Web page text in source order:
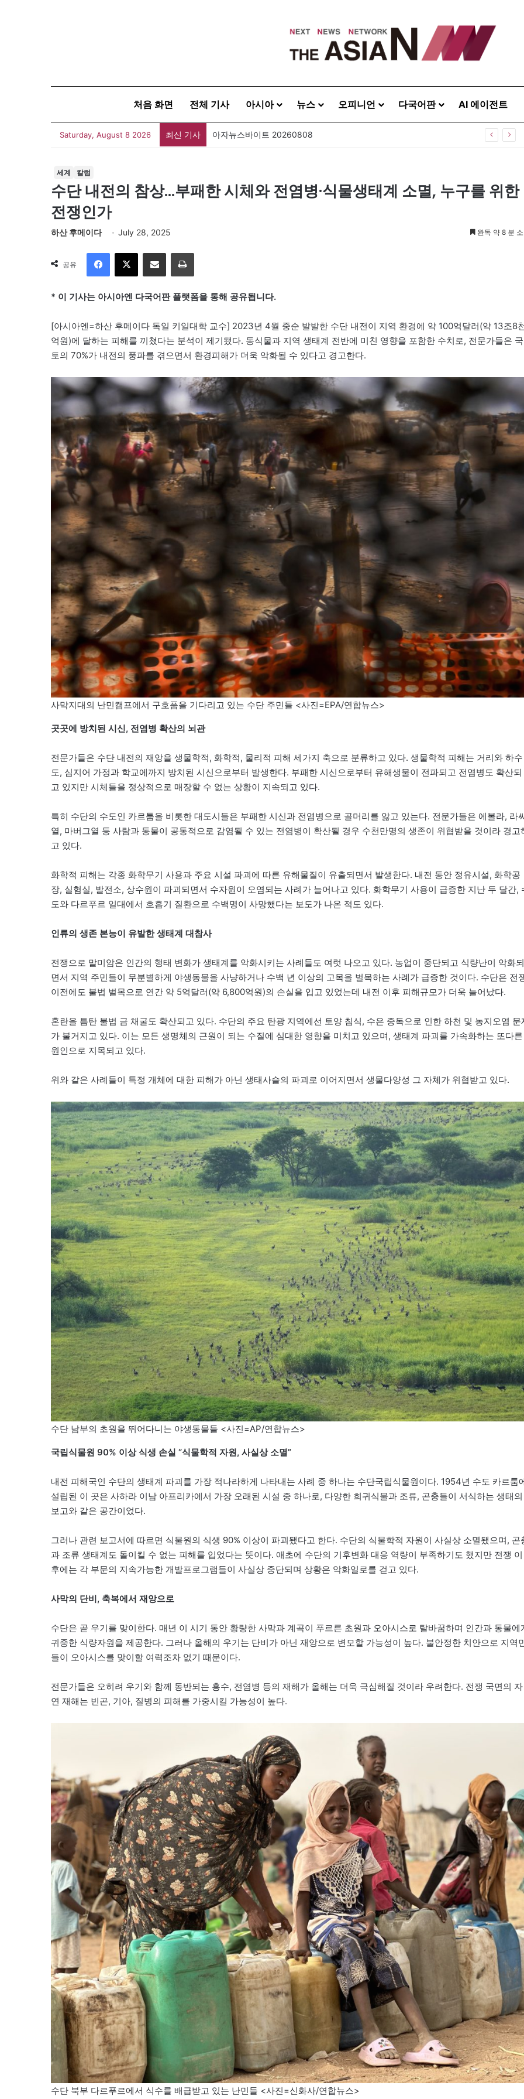
처음 화면 전체 기사 아시아 뉴스 오피니언 다국어판 AI 에이전트
Saturday, August 8 2026 최신 기사 아자뉴스바이트 20260808
세계 칼럼
수단 내전의 참상…부패한 시체와 전염병·식물생태계 소멸, 누구를 위한
전쟁인가
하산 후메이다 July 28, 2025 완독 약 8 분
공유
Facebook
X 이메일 인쇄
* 이 기사는 아시아엔 다국어판 플랫폼을 통해 공유됩니다.
[아시아엔=하산 후메이다 독일 키일대학 교수] 2023년 4월 중순 발발한 수단 내전이 지역 환경에 약 100억달러(약 13조8
억원)에 달하는 피해를 끼쳤다는 분석이 제기됐다. 동식물과 지역 생태계 전반에 미친 영향을 포함한 수치로, 전문가들은 국
토의 70%가 내전의 풍파를 겪으면서 환경피해가 더욱 악화될 수 있다고 경고한다.
사막지대의 난민캠프에서 구호품을 기다리고 있는 수단 주민들 <사진=EPA/연합뉴스>
곳곳에 방치된 시신, 전염병 확산의 뇌관
전문가들은 수단 내전의 재앙을 생물학적, 화학적, 물리적 피해 세가지 축으로 분류하고 있다. 생물학적 피해는 거리와 하수
도, 심지어 가정과 학교에까지 방치된 시신으로부터 발생한다. 부패한 시신으로부터 유해생물이 전파되고 전염병도 확산되
고 있지만 시체들을 정상적으로 매장할 수 없는 상황이 지속되고 있다.
특히 수단의 수도인 카르툼을 비롯한 대도시들은 부패한 시신과 전염병으로 골머리를 앓고 있는다. 전문가들은 에볼라, 라
열, 마버그열 등 사람과 동물이 공통적으로 감염될 수 있는 전염병이 확산될 경우 수천만명의 생존이 위협받을 것이라 경고
고 있다.
화학적 피해는 각종 화학무기 사용과 주요 시설 파괴에 따른 유해물질이 유출되면서 발생한다. 내전 동안 정유시설, 화학공
장, 실험실, 발전소, 상수원이 파괴되면서 수자원이 오염되는 사례가 늘어나고 있다. 화학무기 사용이 급증한 지난 두 달간,
도와 다르푸르 일대에서 호흡기 질환으로 수백명이 사망했다는 보도가 나온 적도 있다.
인류의 생존 본능이 유발한 생태계 대참사
전쟁으로 말미암은 인간의 행태 변화가 생태계를 악화시키는 사례들도 여럿 나오고 있다. 농업이 중단되고 식량난이 악화되
면서 지역 주민들이 무분별하게 야생동물을 사냥하거나 수백 년 이상의 고목을 벌목하는 사례가 급증한 것이다. 수단은 전
이전에도 불법 벌목으로 연간 약 5억달러(약 6,800억원)의 손실을 입고 있었는데 내전 이후 피해규모가 더욱 늘어났다.
혼란을 틈탄 불법 금 채굴도 확산되고 있다. 수단의 주요 탄광 지역에선 토양 침식, 수은 중독으로 인한 하천 및 농지오염 문
가 불거지고 있다. 이는 모든 생명체의 근원이 되는 수질에 심대한 영향을 미치고 있으며, 생태계 파괴를 가속화하는 또다른
원인으로 지목되고 있다.
위와 같은 사례들이 특정 개체에 대한 피해가 아닌 생태사슬의 파괴로 이어지면서 생물다양성 그 자체가 위협받고 있다.
수단 남부의 초원을 뛰어다니는 야생동물들 <사진=AP/연합뉴스>
국립식물원 90% 이상 식생 손실 “식물학적 자원, 사실상 소멸”
내전 피해국인 수단의 생태계 파괴를 가장 적나라하게 나타내는 사례 중 하나는 수단국립식물원이다. 1954년 수도 카르툼
설립된 이 곳은 사하라 이남 아프리카에서 가장 오래된 시설 중 하나로, 다양한 희귀식물과 조류, 곤충들이 서식하는 생태의
보고와 같은 공간이었다.
그러나 관련 보고서에 따르면 식물원의 식생 90% 이상이 파괴됐다고 한다. 수단의 식물학적 자원이 사실상 소멸됐으며, 곤
과 조류 생태계도 돌이킬 수 없는 피해를 입었다는 뜻이다. 애초에 수단의 기후변화 대응 역량이 부족하기도 했지만 전쟁 이
후에는 각 부문의 지속가능한 개발프로그램들이 사실상 중단되며 상황은 악화일로를 걷고 있다.
사막의 단비, 축복에서 재앙으로
수단은 곧 우기를 맞이한다. 매년 이 시기 동안 황량한 사막과 계곡이 푸르른 초원과 오아시스로 탈바꿈하며 인간과 동물에
귀중한 식량자원을 제공한다. 그러나 올해의 우기는 단비가 아닌 재앙으로 변모할 가능성이 높다. 불안정한 치안으로 지역
들이 오아시스를 맞이할 여력조차 없기 때문이다.
전문가들은 오히려 우기와 함께 동반되는 홍수, 전염병 등의 재해가 올해는 더욱 극심해질 것이라 우려한다. 전쟁 국면의 자
연 재해는 빈곤, 기아, 질병의 피해를 가중시킬 가능성이 높다.
수단 북부 다르푸르에서 식수를 배급받고 있는 난민들 <사진=신화사/연합뉴스>